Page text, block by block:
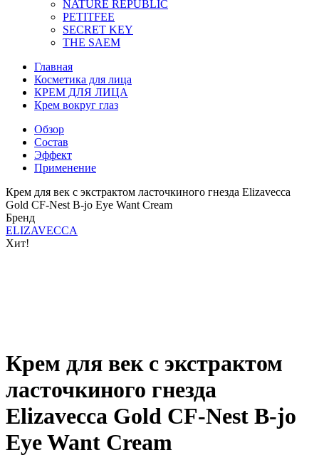
NATURE REPUBLIC
PETITFEE
SEСRET KEY
THE SAEM
Главная
Косметика для лица
КРЕМ ДЛЯ ЛИЦА
Крем вокруг глаз
Обзор
Состав
Эффект
Применение
Крем для век с экстрактом ласточкиного гнезда Elizavecca
Gold CF-Nest B-jo Eye Want Cream
Бренд
ELIZAVECCA
Хит!
Крем для век с экстрактом
ласточкиного гнезда
Elizavecca Gold CF-Nest B-jo
Eye Want Cream